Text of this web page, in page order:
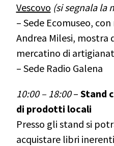
Vescovo (si segnala la
– SedeEcomuseo,
Andrea Milesi, mostra
mercatino di
– Sede Radio Galena
10:00 – 18:00– Stand
di prodotti locali
Presso gli stand si
acquistare libri